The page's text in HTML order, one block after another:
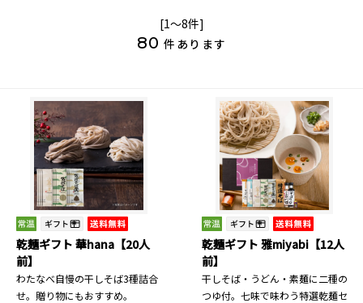
[1～8件]
80 件あります
乾麺ギフト 華hana【20人
前】
わたなべ自慢の干しそば3種詰合
せ。贈り物にもおすすめ。
乾麺ギフト 雅miyabi【12人
前】
干しそば・うどん・素麺に二種の
つゆ付。七味で味わう特選乾麺セ